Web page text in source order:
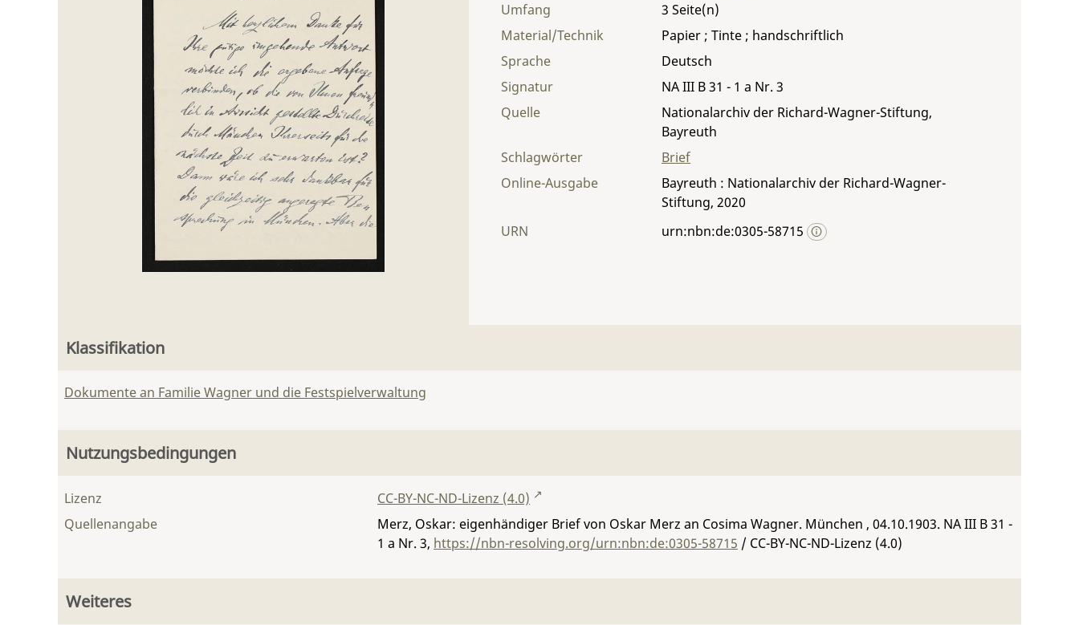
Umfang
3
Material/Technik
Papier ; Tinte ; handschriftlich
Sprache
Deutsch
Signatur
NA III B 31 - 1 a Nr. 3
Quelle
Nationalarchiv der Richard-Wagner-Stiftung,
Bayreuth
Schlagwörter
Brief
Online-Ausgabe
Bayreuth : Nationalarchiv der Richard-Wagner-
Stiftung, 2020
URN
urn:nbn:de:0305-58715
Klassifikation
Dokumente an Familie Wagner und die Festspielverwaltung
Nutzungsbedingungen
Lizenz
CC-BY-NC-ND-Lizenz (4.0)
Quellenangabe
Merz, Oskar: eigenhändiger Brief von Oskar Merz an Cosima Wagner. München , 04.10.1903. NA III B 31 -
1 a Nr. 3, https://nbn-resolving.org/urn:nbn:de:0305-58715 / CC-BY-NC-ND-Lizenz (4.0)
Weiteres